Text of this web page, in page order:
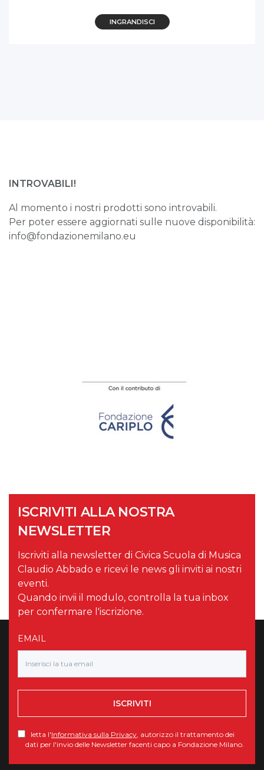
INGRANDISCI
INTROVABILI!
Al momento i nostri prodotti sono introvabili.
Per poter essere aggiornati sulle nuove disponibilità:
info@fondazionemilano.eu
ISCRIVITI ALLA NOSTRA
NEWSLETTER
Iscriviti alla newsletter di Civica Scuola di Musica
Claudio Abbado e ricevi le news gli inviti ai nostri
eventi.
Quando invii il modulo, controlla la tua inbox
per confermare l'iscrizione.
EMAIL
ISCRIVITI
letta l'Informativa sulla Privacy , autorizzo il trattamento dei
dati per l'invio delle Newsletter facenti capo a Fondazione Milano.